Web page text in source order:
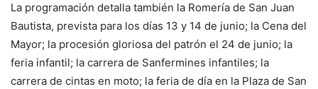
La programación detalla también la Romería de San Juan
Bautista, prevista para los días 13 y 14 de junio; la Cena del
Mayor; la procesión gloriosa del patrón el 24 de junio; la
feria infantil; la carrera de Sanfermines infantiles; la
carrera de cintas en moto; la feria de día en la Plaza de San